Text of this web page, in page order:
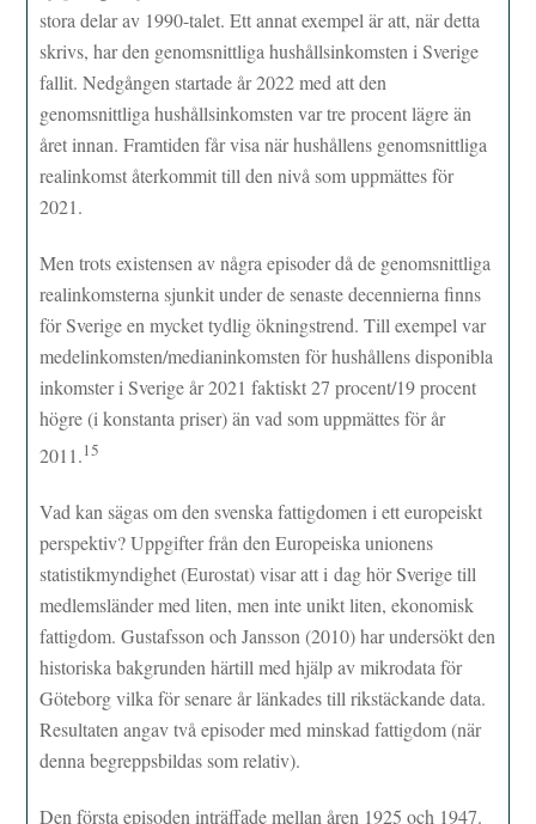
stora delar av 1990-talet. Ett annat exempel är att, när detta
skrivs, har den genomsnittliga hushållsinkomsten i Sverige
fallit. Nedgången startade år 2022 med att den
genomsnittliga hushållsinkomsten var tre procent lägre än
året innan. Framtiden får visa när hushållens genomsnittliga
realinkomst återkommit till den nivå som uppmättes för
2021.
Men trots existensen av några episoder då de genomsnittliga
realinkomsterna sjunkit under de senaste decennierna finns
för Sverige en mycket tydlig ökningstrend. Till exempel var
medelinkomsten/medianinkomsten för hushållens disponibla
inkomster i Sverige år 2021 faktiskt 27 procent/19 procent
högre (i konstanta priser) än vad som uppmättes för år
2011.15
Vad kan sägas om den svenska fattigdomen i ett europeiskt
perspektiv? Uppgifter från den Europeiska unionens
statistikmyndighet (Eurostat) visar att i dag hör Sverige till
medlemsländer med liten, men inte unikt liten, ekonomisk
fattigdom. Gustafsson och Jansson (2010) har undersökt den
historiska bakgrunden härtill med hjälp av mikrodata för
Göteborg vilka för senare år länkades till rikstäckande data.
Resultaten angav två episoder med minskad fattigdom (när
denna begreppsbildas som relativ).
Den första episoden inträffade mellan åren 1925 och 1947.